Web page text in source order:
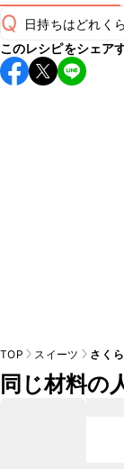
Q 日持ちはどれく
保存期間は冷蔵
し上がりください
このレシピをシェア
TOP スイーツ さく
同じ材料の